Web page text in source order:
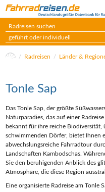
geführt oder individuell
Radreisen Länder &
Tonle Sap
Das Tonle Sap, der größte
Naturparadies, das auf einer
bekannt für ihre reiche Biodiversität,
schwimmenden Dörfer, bietet Ihnen
abwechslungsreiche Fahrradtour
Landschaften Kambodschas.
Sie den beruhigenden Anblick des
Atmosphäre, die diese Region
Eine organisierte Radreise am Tonle